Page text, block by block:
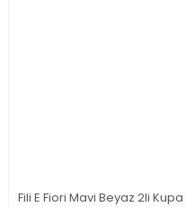
Fili E Fiori Mavi Beyaz 2li Kupa